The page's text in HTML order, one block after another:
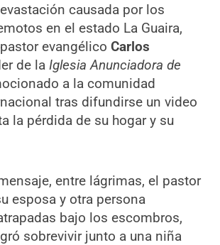
causada por los
en el estado La Guaira,
evangélicoCarlos
de laIglesia Anunciadora de
a la comunidad
tras difundirse un video
la pérdida de su hogar y su
entre lágrimas, el pastor
esposa y otra persona
bajo los escombros,
sobrevivir junto a una niña